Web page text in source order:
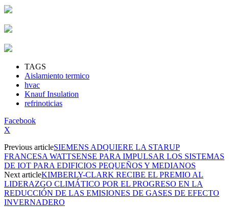
TAGS
Aislamiento termico
hvac
Knauf Insulation
refrinoticias
Facebook
X
Previous articleSIEMENS ADQUIERE LA STARUP
FRANCESA WATTSENSE PARA IMPULSAR LOS SISTEMAS
DE IOT PARA EDIFICIOS PEQUEÑOS Y MEDIANOS
Next articleKIMBERLY-CLARK RECIBE EL PREMIO AL
LIDERAZGO CLIMÁTICO POR EL PROGRESO EN LA
REDUCCIÓN DE LAS EMISIONES DE GASES DE EFECTO
INVERNADERO